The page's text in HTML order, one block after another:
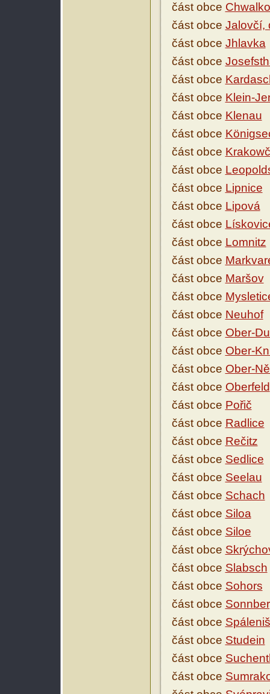
část obce
část obce Jalovčí,
část obce Jhlavka
část obce
část obce
část obce Klein-
část obce Klenau
část obce
část obce
část obce
část obce Lipnice
část obce Lipová
část obce
část obce Lomnitz
část obce
část obce Maršov
část obce
část obce Neuhof
část obce Ober-
část obce Ober-
část obce Ober-
část obce Oberfeld
část obce Pořič
část obce Radlice
část obce Rečitz
část obce Sedlice
část obce Seelau
část obce Schach
část obce Siloa
část obce Siloe
část obce
část obce Slabsch
část obce Sohors
část obce
část obce
část obce Studein
část obce
část obce